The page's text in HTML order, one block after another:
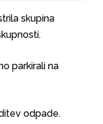
skupina
parkirali na
odpade.